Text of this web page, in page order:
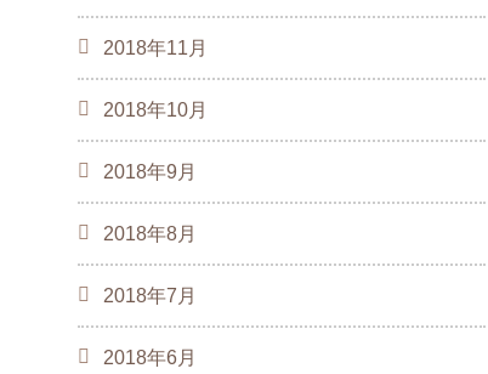
2018年11月
2018年10月
2018年9月
2018年8月
2018年7月
2018年6月